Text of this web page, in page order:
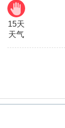
15天
天气